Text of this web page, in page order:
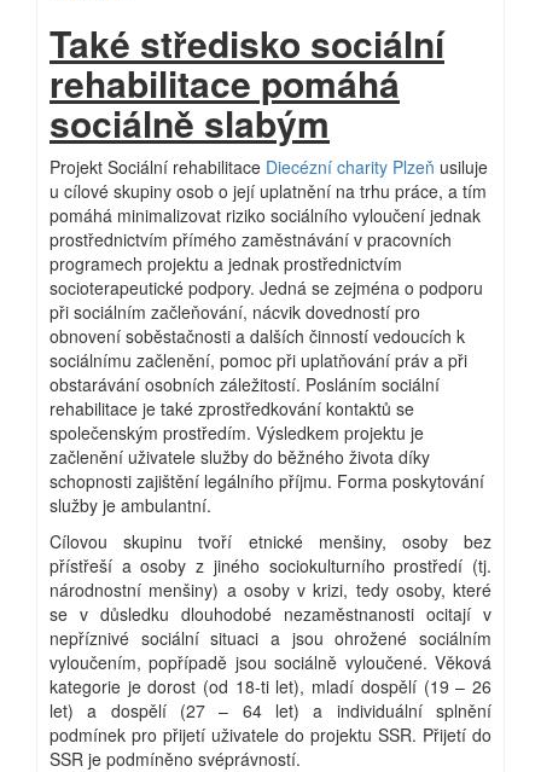
Také středisko sociální
rehabilitace pomáhá
sociálně slabým
Projekt Sociální rehabilitace Diecézní charity Plzeň usiluje
u cílové skupiny osob o její uplatnění na trhu práce, a tím
pomáhá minimalizovat riziko sociálního vyloučení jednak
prostřednictvím přímého zaměstnávání v pracovních
programech projektu a jednak prostřednictvím
socioterapeutické podpory. Jedná se zejména o podporu
při sociálním začleňování, nácvik dovedností pro
obnovení soběstačnosti a dalších činností vedoucích k
sociálnímu začlenění, pomoc při uplatňování práv a při
obstarávání osobních záležitostí. Posláním sociální
rehabilitace je také zprostředkování kontaktů se
společenským prostředím. Výsledkem projektu je
začlenění uživatele služby do běžného života díky
schopnosti zajištění legálního příjmu. Forma poskytování
služby je ambulantní.
Cílovou skupinu tvoří etnické menšiny, osoby bez
přístřeší a osoby z jiného sociokulturního prostředí (tj.
národnostní menšiny) a osoby v krizi, tedy osoby, které
se v důsledku dlouhodobé nezaměstnanosti ocitají v
nepříznivé sociální situaci a jsou ohrožené sociálním
vyloučením, popřípadě jsou sociálně vyloučené. Věková
kategorie je dorost (od 18-ti let), mladí dospělí (19 – 26
let) a dospělí (27 – 64 let) a individuální splnění
podmínek pro přijetí uživatele do projektu SSR. Přijetí do
SSR je podmíněno svéprávností.